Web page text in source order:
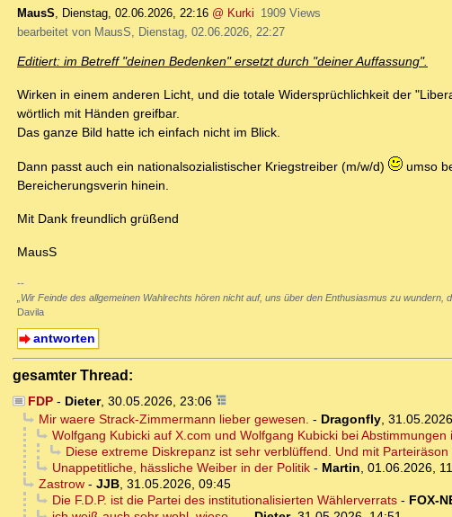
MausS, Dienstag, 02.06.2026, 22:16 @ Kurki 1909 Views
bearbeitet von MausS, Dienstag, 02.06.2026, 22:27
Editiert: im Betreff "deinen Bedenken" ersetzt durch "deiner Auffassung".
Wirken in einem anderen Licht, und die totale Widersprüchlichkeit der
wörtlich mit Händen greifbar.
Das ganze Bild hatte ich einfach nicht im Blick.
Dann passt auch ein nationalsozialistischer Kriegstreiber (m/w/d)
umso
Bereicherungsverin hinein.
Mit Dank freundlich grüßend
MausS
--
„Wir Feinde des allgemeinen Wahlrechts hören nicht auf, uns über den Enthusiasmus zu
Davila
antworten
gesamter Thread:
FDP- Dieter, 30.05.2026, 23:06
Mir waere Strack-Zimmermann lieber gewesen. - Dragonfly,
Wolfgang Kubicki auf X.com und Wolfgang Kubicki bei Abstimmungen
Diese extreme Diskrepanz ist sehr verblüffend. Und mit
Unappetitliche, hässliche Weiber in der Politik- Martin, 01.06.2026,
Zastrow- JJB, 31.05.2026, 09:45
Die F.D.P. ist die Partei des institutionalisierten Wählerverrats- FOX-